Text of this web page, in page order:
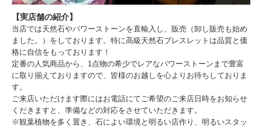
【実店舗の紹介】
当店では天然石やパワーストーンを直輸入し、販売（卸し販売も始め
ました。）をしております。特に高級天然石ブレスレットは品質と価
格に自信をもっております！
定番の人気商品から、1点物の希少でレアなパワーストーンまで豊富
に取り揃えておりますので、皆様のお越しを心よりお待ちしておりま
す。
ご来店いただけます際にはお電話にてご希望のご来店日時をお知らせ
くだきますと、準備などの対応をさせていただきます。
※観葉植物を多く置き、石によい環境と明るい店作り、明るいスタッ